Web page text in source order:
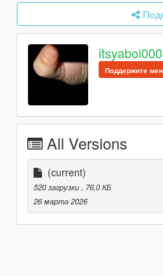
Поддержите
All Versions
(current)
520 загрузки
, 76,0 КБ
26 марта 2026